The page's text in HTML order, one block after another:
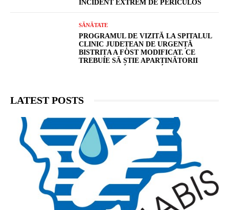
INCIDENT EXTREM DE PERICULOS
SĂNĂTATE
PROGRAMUL DE VIZITĂ LA SPITALUL
CLINIC JUDEȚEAN DE URGENȚĂ
BISTRIȚA A FOST MODIFICAT. CE
TREBUIE SĂ ȘTIE APARȚINĂTORII
LATEST POSTS